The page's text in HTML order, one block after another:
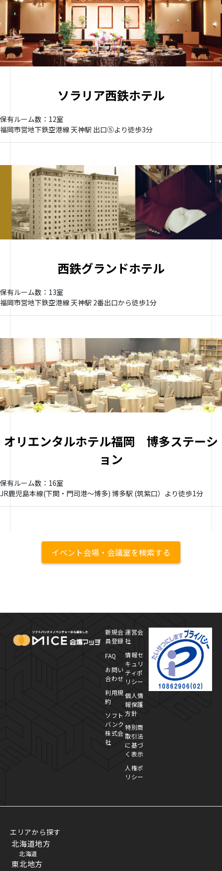
ソラリア西鉄ホテル
保有ルーム数：12室
福岡市営地下鉄空港線 天神駅 出口➄より徒歩3分
西鉄グランドホテル
保有ルーム数：13室
福岡市営地下鉄空港線 天神駅 2番出口から徒歩1分
オリエンタルホテル福岡 博多ステーシ
ョン
保有ルーム数：16室
JR鹿児島本線(下関・門司港～博多) 博多駅 (筑紫口）より徒歩1分
イベント会場・会議室を検索する
MICE Platform
新規会
員登録
FAQ
お問い
合わせ
利用規
約
ソフト
バンク
株式会
社
運営会
社
情報セ
キュリ
ティポ
リシー
個人情
報保護
方針
特別商
取引法
に基づ
く表示
人権ポ
リシー
エリアから探す
北海道地方
北海道
東北地方